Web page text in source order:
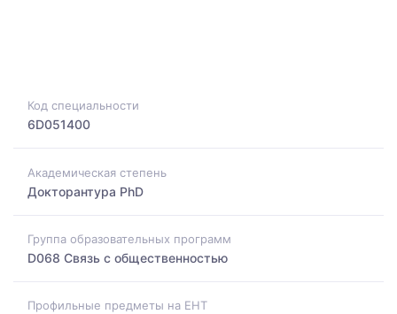
Код специальности
6D051400
Академическая степень
Докторантура PhD
Группа образовательных программ
D068 Связь с общественностью
Профильные предметы на ЕНТ